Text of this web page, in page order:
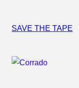
contenuto
SAVE THE TAPE